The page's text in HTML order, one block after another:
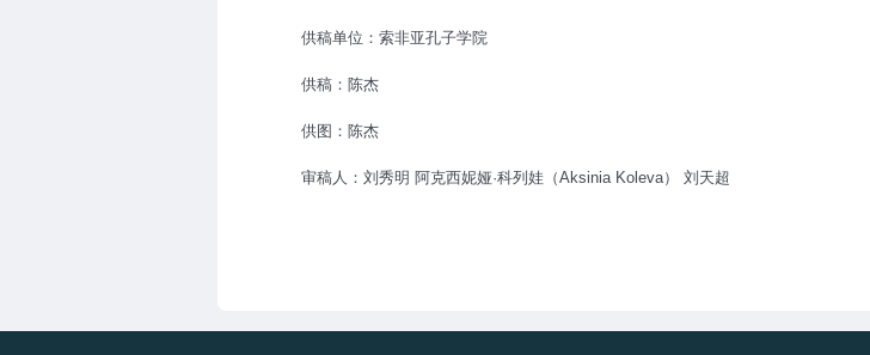
供稿单位：索非亚孔子学院
供稿：陈杰
供图：陈杰
审稿人：刘秀明 阿克西妮娅·科列娃（Aksinia Koleva） 刘天超